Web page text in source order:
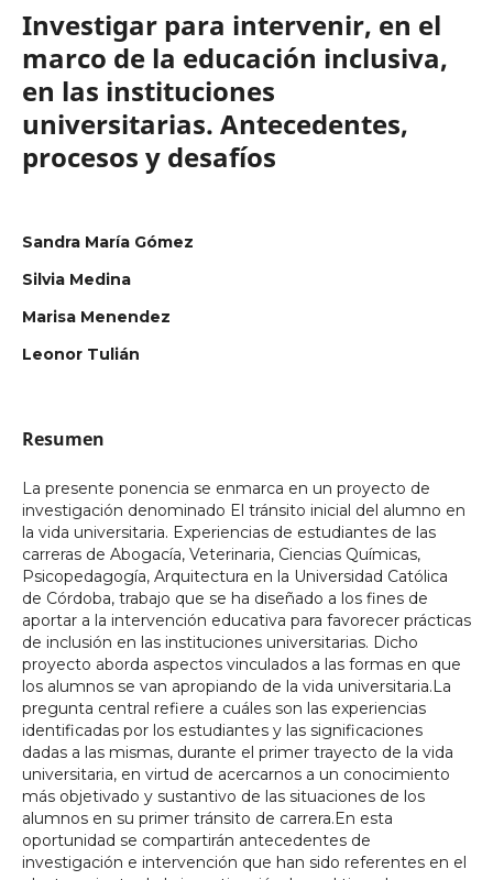
Investigar para intervenir, en el
marco de la educación inclusiva,
en las instituciones
universitarias. Antecedentes,
procesos y desafíos
Sandra María Gómez
Silvia Medina
Marisa Menendez
Leonor Tulián
Resumen
La presente ponencia se enmarca en un proyecto de
investigación denominado El tránsito inicial del alumno en
la vida universitaria. Experiencias de estudiantes de las
carreras de Abogacía, Veterinaria, Ciencias Químicas,
Psicopedagogía, Arquitectura en la Universidad Católica
de Córdoba, trabajo que se ha diseñado a los fines de
aportar a la intervención educativa para favorecer prácticas
de inclusión en las instituciones universitarias. Dicho
proyecto aborda aspectos vinculados a las formas en que
los alumnos se van apropiando de la vida universitaria.La
pregunta central refiere a cuáles son las experiencias
identificadas por los estudiantes y las significaciones
dadas a las mismas, durante el primer trayecto de la vida
universitaria, en virtud de acercarnos a un conocimiento
más objetivado y sustantivo de las situaciones de los
alumnos en su primer tránsito de carrera.En esta
oportunidad se compartirán antecedentes de
investigación e intervención que han sido referentes en el